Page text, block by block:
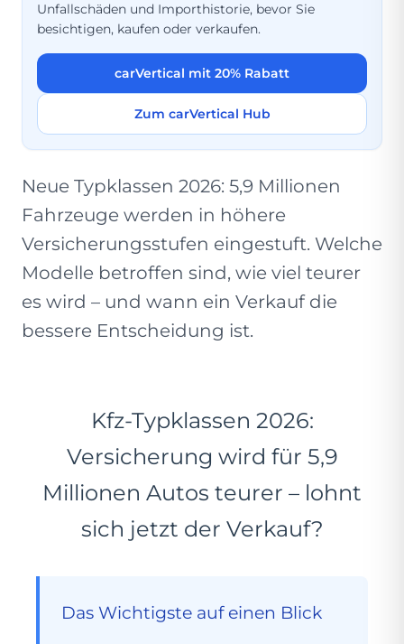
Unfallschäden und Importhistorie, bevor Sie
besichtigen, kaufen oder verkaufen.
carVertical mit 20% Rabatt
Zum carVertical Hub
Neue Typklassen 2026: 5,9 Millionen
Fahrzeuge werden in höhere
Versicherungsstufen eingestuft. Welche
Modelle betroffen sind, wie viel teurer
es wird – und wann ein Verkauf die
bessere Entscheidung ist.
Kfz-Typklassen 2026:
Versicherung wird für 5,9
Millionen Autos teurer – lohnt
sich jetzt der Verkauf?
Das Wichtigste auf einen Blick